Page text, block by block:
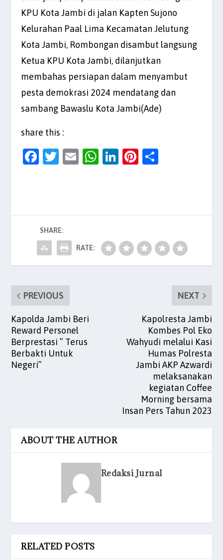
KPU Kota Jambi di jalan Kapten Sujono
Kelurahan Paal Lima Kecamatan Jelutung
Kota Jambi, Rombongan disambut langsung
Ketua KPU Kota Jambi, dilanjutkan
membahas persiapan dalam menyambut
pesta demokrasi 2024 mendatang dan
sambang Bawaslu Kota Jambi(Ade)
share this :
F
b
o
o
k
T
E
W
A
p
p
Li
dI
n
Pi
t
SHARE:
RATE:
PREVIOUS
Kapolda Jambi Beri
Reward Personel
Berprestasi ” Terus
Berbakti Untuk
Negeri”
NEXT
Kapolresta Jambi
Kombes Pol Eko
Wahyudi melalui Kasi
Humas Polresta
Jambi AKP Azwardi
melaksanakan
kegiatan Coffee
Morning bersama
Insan Pers Tahun 2023
ABOUT THE AUTHOR
Redaksi Jurnal
RELATED POSTS